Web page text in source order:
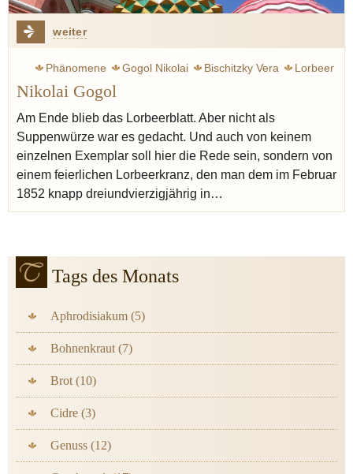
weiter
Phänomene Gogol Nikolai Bischitzky Vera
Lorbeer
Russland
Seelen
Sushi Piroggen Plinsen Haare
Kur
Krankheit Fast Gelage Mann Thomas
Nikolai Gogol
Am Ende blieb das Lorbeerblatt. Aber nicht als
Suppenwürze war es gedacht. Und auch von keinem
einzelnen Exemplar soll hier die Rede sein, sondern von
einem feierlichen Lorbeerkranz, den man dem im Februar
1852 knapp dreiundvierzigjährig in…
Tags des Monats
Aphrodisiakum (5)
Bohnenkraut (7)
Brot (10)
Cidre (3)
Genuss (12)